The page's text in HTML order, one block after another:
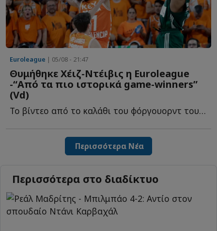
Euroleague | 05/08 - 21:47
Θυμήθηκε Χέιζ-Ντέιβις η Euroleague
-“Από τα πιο ιστορικά game-winners”
(Vd)
To βίντεο από το καλάθι του φόργουορντ του Παναθηναϊκού, π...
Περισσότερα Νέα
Περισσότερα στο διαδίκτυο